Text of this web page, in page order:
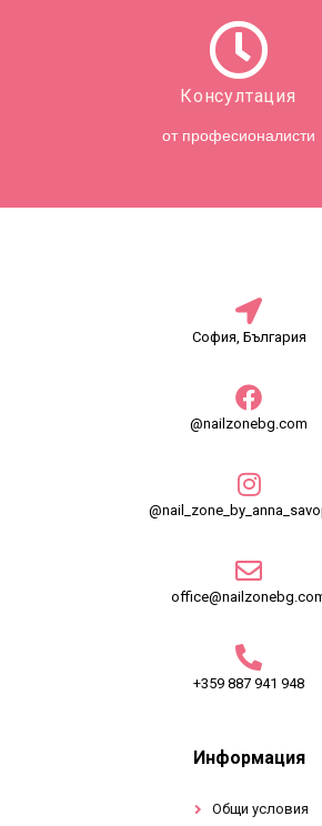
Консултация
от професионалисти
София, България
@nailzonebg.com
+359 887 941 948
Информация
Общи условия